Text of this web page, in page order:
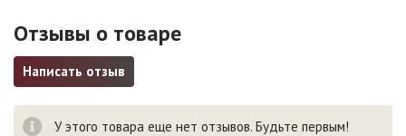
Отзывы о товаре
Написать отзыв
У этого товара еще нет отзывов. Будьте первым!